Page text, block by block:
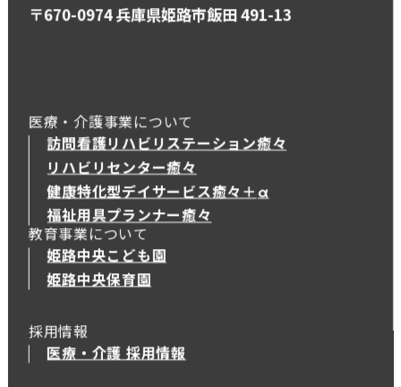
〒670-0974 兵庫県姫路市飯田 491-13
医療・介護事業について
訪問看護リハビリステーション癒々
リハビリセンター癒々
健康特化型デイサービス癒々＋ α
健康特化型デイサービス癒々＋
福祉用具プランナー癒々
教育事業について
姫路中央こども園
姫路中央保育園
採用情報
医療・介護 採用情報